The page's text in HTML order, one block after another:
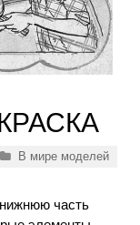
Рубрики
В мире моделей
часть